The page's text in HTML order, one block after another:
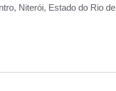
Niterói, Estado do Rio